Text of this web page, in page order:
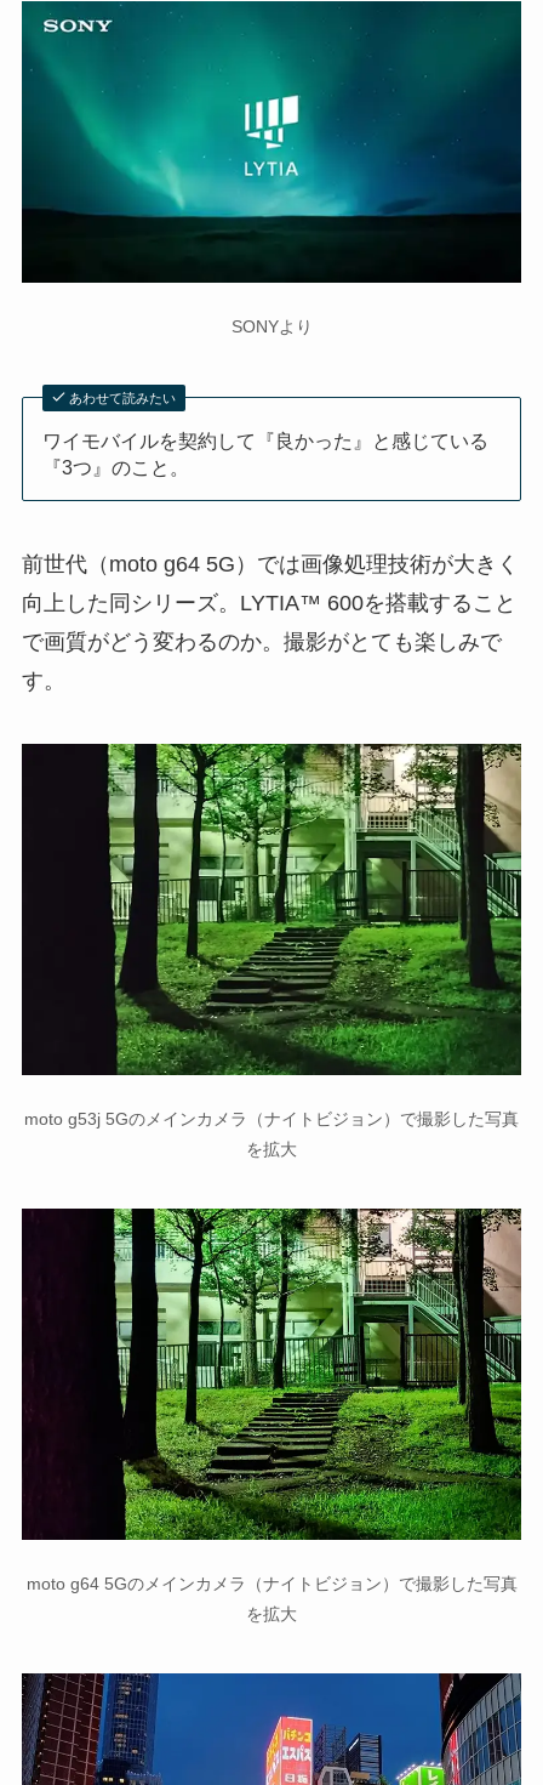
SONYより
あわせて読みたい
ワイモバイルを契約して『良かった』と感じている
『3つ』のこと。
前世代（moto g64 5G）では画像処理技術が大きく
向上した同シリーズ。LYTIA™ 600を搭載すること
で画質がどう変わるのか。撮影がとても楽しみで
す。
moto g53j 5Gのメインカメラ（ナイトビジョン）で撮影した写真
を拡大
moto g64 5Gのメインカメラ（ナイトビジョン）で撮影した写真
を拡大